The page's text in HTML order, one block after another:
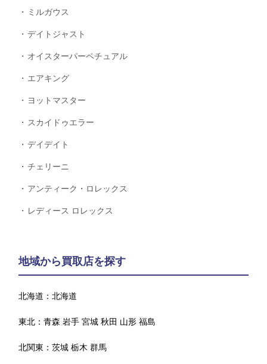
ミルガウス
デイトジャスト
オイスターパーペチュアル
エアキング
ヨットマスター
スカイドゥエラー
デイデイト
チェリーニ
アンティーク・ロレックス
レディース ロレックス
地域から買取店を探す
北海道：北海道
東北：青森 岩手 宮城 秋田 山形 福島
北関東：茨城 栃木 群馬